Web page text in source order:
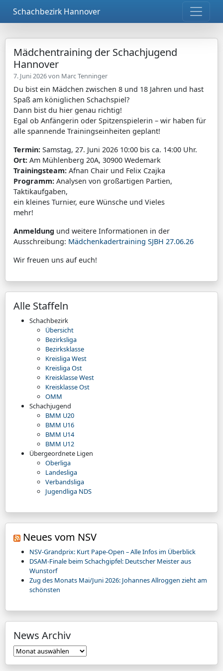
Schachbezirk Hannover
Mädchentraining der Schachjugend
Hannover
7. Juni 2026 von Marc Tenninger
Du bist ein Mädchen zwischen 8 und 18 Jahren und hast
Spaß am königlichen Schachspiel?
Dann bist du hier genau richtig!
Egal ob Anfängerin oder Spitzenspielerin – wir haben für
alle spannende Trainingseinheiten geplant!
Termin: Samstag, 27. Juni 2026 10:00 bis ca. 14:00 Uhr.
Ort: Am Mühlenberg 20A, 30900 Wedemark
Trainingsteam: Afnan Chair und Felix Czajka
Programm: Analysen von großartigen Partien,
Taktikaufgaben,
ein kleines Turnier, eure Wünsche und Vieles
mehr!
Anmeldung und weitere Informationen in der
Ausschreibung: Mädchenkadertraining SJBH 27.06.26
Wir freuen uns auf euch!
Alle Staffeln
Schachbezirk
Übersicht
Bezirksliga
Bezirksklasse
Kreisliga West
Kreisliga Ost
Kreisklasse West
Kreisklasse Ost
OMM
Schachjugend
BMM U20
BMM U16
BMM U14
BMM U12
Übergeordnete Ligen
Oberliga
Landesliga
Verbandsliga
Jugendliga NDS
Neues vom NSV
NSV-Grandprix: Kurt Pape-Open – Alle Infos im Überblick
DSAM-Finale beim Schachgipfel: Deutscher Meister aus
Wunstorf
Zug des Monats Mai/Juni 2026: Johannes Allroggen zieht am
schönsten
News Archiv
News
Archiv